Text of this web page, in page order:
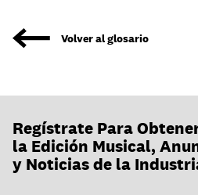
Volver al glosario
Regístrate Para
la Edición Musical,
y Noticias de la